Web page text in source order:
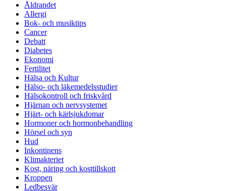
Åldrandet
Allergi
Bok- och musiktips
Cancer
Debatt
Diabetes
Ekonomi
Fertilitet
Hälsa och Kultur
Hälso- och läkemedelsstudier
Hälsokontroll och friskvård
Hjärnan och nervsystemet
Hjärt- och kärlsjukdomar
Hormoner och hormonbehandling
Hörsel och syn
Hud
Inkontinens
Klimakteriet
Kost, näring och kosttillskott
Kroppen
Ledbesvär